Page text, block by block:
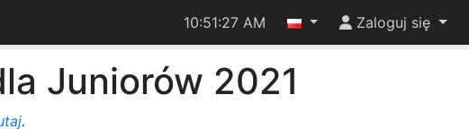
10:51:27 AM Zaloguj się
Juniorów 2021
.